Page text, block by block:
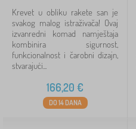
Krevet u obliku rakete san je
svakog malog istraživača! Ovaj
izvanredni komad namještaja
kombinira sigurnost,
funkcionalnost i čarobni dizajn,
stvarajući...
166,20 €
DO 14 DANA